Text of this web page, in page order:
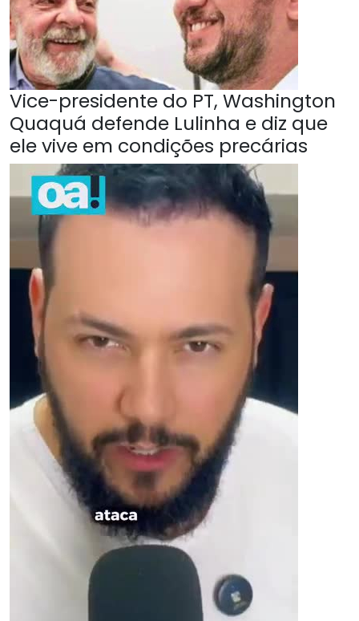
Vice-presidente do PT, Washington
Quaquá defende Lulinha e diz que
ele vive em condições precárias